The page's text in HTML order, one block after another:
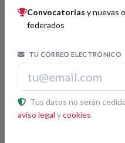
Boletín FISM 163
01/04/2025
Buscador
Convocatorias y nuevas
federados
TU CORREO ELECTRÓNICO
Tus datos no serán
aviso legal ycookies.